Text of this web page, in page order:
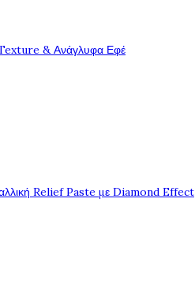
& Ανάγλυφα Εφέ
Relief Paste με Diamond Effect